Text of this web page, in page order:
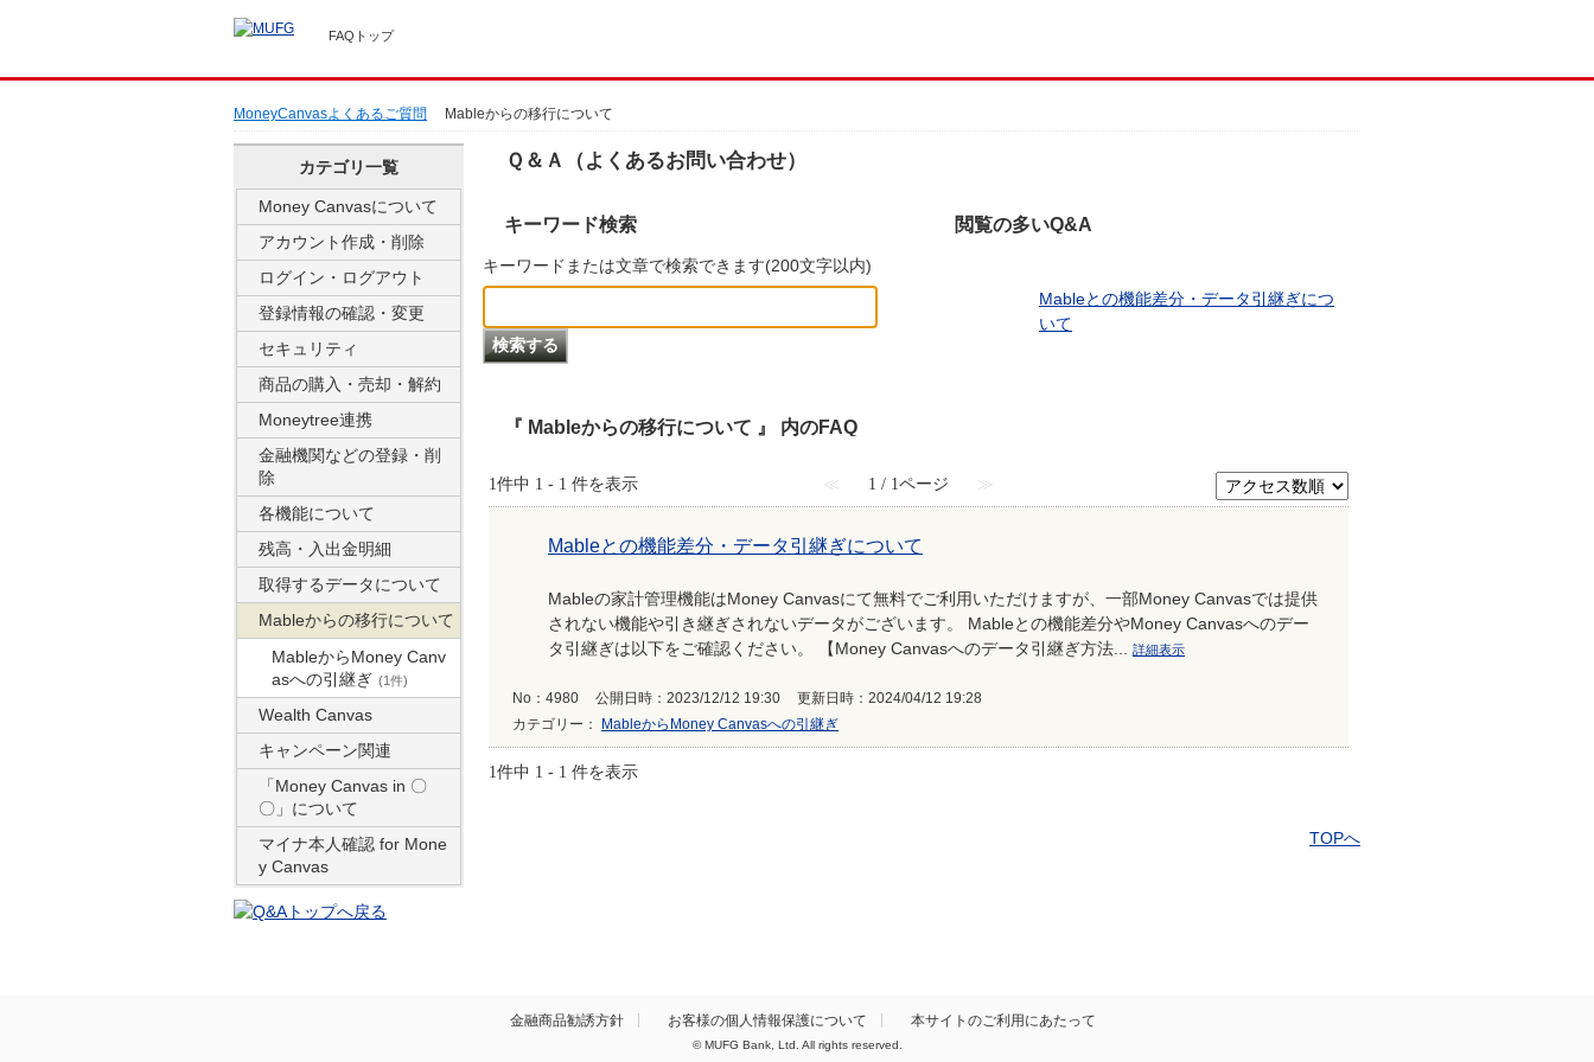
FAQトップ
MoneyCanvasよくあるご質問 Mableからの移行について
カテゴリ一覧
Money Canvasについて
アカウント作成・削除
ログイン・ログアウト
登録情報の確認・変更
セキュリティ
商品の購入・売却・解約
Moneytree連携
金融機関などの登録・削
除
各機能について
残高・入出金明細
取得するデータについて
Mableからの移行について
MableからMoney Canv
asへの引継ぎ (1件)
Wealth Canvas
キャンペーン関連
「Money Canvas in 〇
〇」について
マイナ本人確認 for Mone
y Canvas
Ｑ＆Ａ（よくあるお問い合わせ）
キーワード検索
キーワードまたは文章で検索できます(200文字以内)
閲覧の多いQ&A
Mableとの機能差分・データ引継ぎにつ
いて
『 Mableからの移行について 』 内のFAQ
1件中 1 - 1 件を表示 ≪ 1 / 1ページ ≫
Mableとの機能差分・データ引継ぎについて
Mableの家計管理機能はMoney Canvasにて無料でご利用いただけますが、一部Money Canvasでは提供
されない機能や引き継ぎされないデータがございます。 Mableとの機能差分やMoney Canvasへのデー
タ引継ぎは以下をご確認ください。 【Money Canvasへのデータ引継ぎ方法...
詳細表示
No：4980 公開日時：2023/12/12 19:30
更新日時：2024/04/12 19:28
カテゴリー：
MableからMoney Canvasへの引継ぎ
1件中 1 - 1 件を表示
TOPへ
金融商品勧誘方針 お客様の個人情報保護について 本サイトのご利用にあたって
© MUFG Bank, Ltd. All rights reserved.